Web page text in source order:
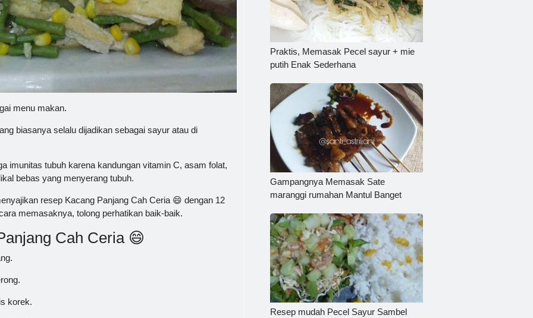
menu makan.
biasanya selalu dijadikan sebagai sayur atau di
imunitas tubuh karena kandungan vitamin C, asam folat,
bebas yang menyerang tubuh.
resep Kacang Panjang Cah Ceria 😄 dengan 12
memasaknya, tolong perhatikan baik-baik.
Cah Ceria 😄
korek.
Praktis, Memasak Pecel sayur + mie
putih Enak Sederhana
Gampangnya Memasak Sate
maranggi rumahan Mantul Banget
Resep mudah Pecel Sayur Sambel